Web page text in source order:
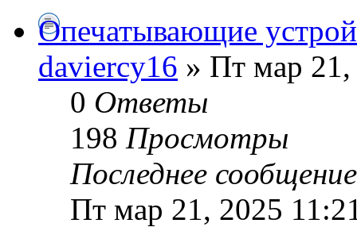
Опечатывающие
daviercy16 » Пт мар
0 Ответы
198 Просмотры
Последнее
Пт мар 21, 2025